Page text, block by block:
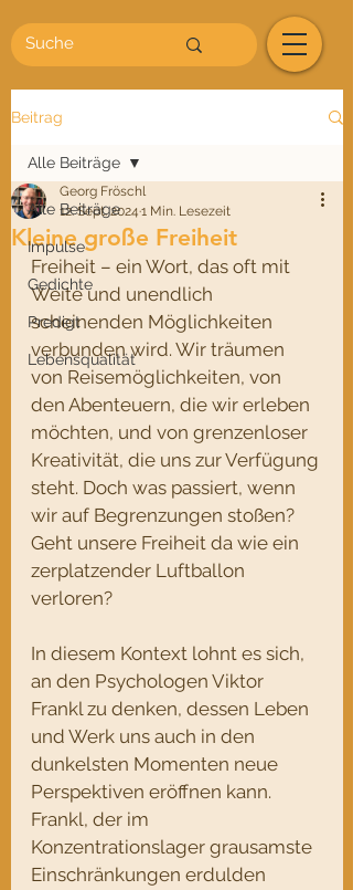
Beitrag
Alle Beiträge
Impulse
Gedichte
Predigt
Lebensqualität
Alle Beiträge
Kleine große Freiheit
Georg Fröschl
12. Sept. 2024 1 Min. Lesezeit
Freiheit – ein Wort, das oft mit
Weite und unendlich
scheinenden Möglichkeiten
verbunden wird. Wir träumen
von Reisemöglichkeiten, von
den Abenteuern, die wir erleben
möchten, und von grenzenloser
Kreativität, die uns zur Verfügung
steht. Doch was passiert, wenn
wir auf Begrenzungen stoßen?
Geht unsere Freiheit da wie ein
zerplatzender Luftballon
verloren?
In diesem Kontext lohnt es sich,
an den Psychologen Viktor
Frankl zu denken, dessen Leben
und Werk uns auch in den
dunkelsten Momenten neue
Perspektiven eröffnen kann.
Frankl, der im
Konzentrationslager grausamste
Einschränkungen erdulden